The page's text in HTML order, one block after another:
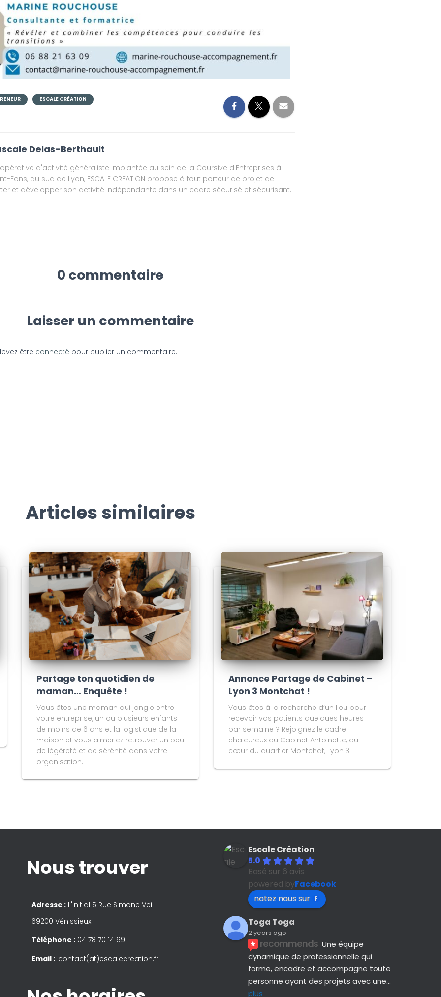
ESCALE CRÉATION
Delas-Berthault
d'activité généraliste implantée au sein de la Coursive d'Entreprises à
Fons, au sud de Lyon, ESCALE CREATION propose à tout porteur de projet de
et développer son activité indépendante dans un cadre sécurisé et sécurisant.
0 commentaire
Laisser un commentaire
être connecté pour publier un commentaire.
Articles similaires
Partage ton quotidien de
maman… Enquête !
Vous êtes une maman qui jongle entre
votre entreprise, un ou plusieurs enfants
de moins de 6 ans et la logistique de la
maison et vous aimeriez retrouver un peu
de légèreté et de sérénité dans votre
organisation.
Annonce Partage de Cabinet –
Lyon 3 Montchat !
Vous êtes à la recherche d’un lieu pour
recevoir vos patients quelques heures
par semaine ? Rejoignez le cadre
chaleureux du Cabinet Antoinette, au
cœur du quartier Montchat, Lyon 3 !
Nous trouver
Adresse : L'Initial 5 Rue Simone Veil
69200 Vénissieux
Téléphone : 04 78 70 14 69
Email : contact(at)escalecreation.fr
Escale Création
5.0
Basé sur 6 avis
powered byFacebook
notez nous sur
Toga Toga
2 years ago
recommends Une équipe
dynamique de professionnelle qui
forme, encadre et accompagne toute
personne ayant des projets avec une
plus